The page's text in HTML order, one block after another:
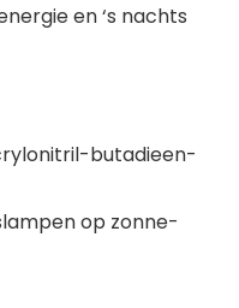
en ‘s nachts
butadieen-
op zonne-